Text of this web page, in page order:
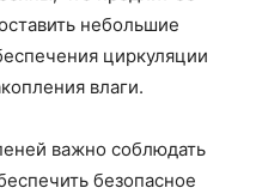
небольшие
циркуляции
влаги.
важно соблюдать
безопасное